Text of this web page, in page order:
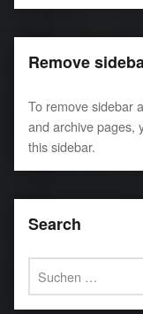
Remove
To remove sidebar
and archive pages,
this sidebar.
Search
Suchen nach: